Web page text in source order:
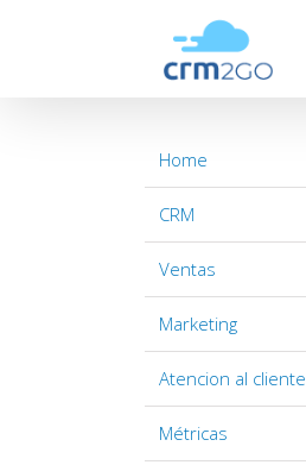
Home
CRM
Ventas
Marketing
Atencion al cliente
Métricas